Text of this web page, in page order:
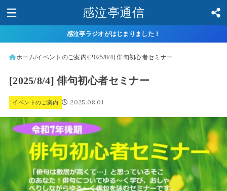
感泣亭通信
感泣亭ラジオがはじまりました！
ホーム イベントのご案内 [2025/8/4] 俳句初心者セミナー
[2025/8/4] 俳句初心者セミナー
イベントのご案内 2025.08.01